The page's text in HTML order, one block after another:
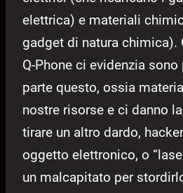
elettrica) e materiali
gadget di natura chimica).
Q-Phone ci evidenzia
parte questo, ossia
nostre risorse e ci danno
tirare un altro dardo,
oggetto elettronico, o
un malcapitato per